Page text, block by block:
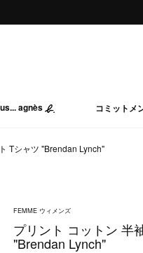
agnès コミットメ
Tシャツ "Brendan Lynch"
FEMME ウィメンズ
プリント コットン 半
"Brendan Lynch"